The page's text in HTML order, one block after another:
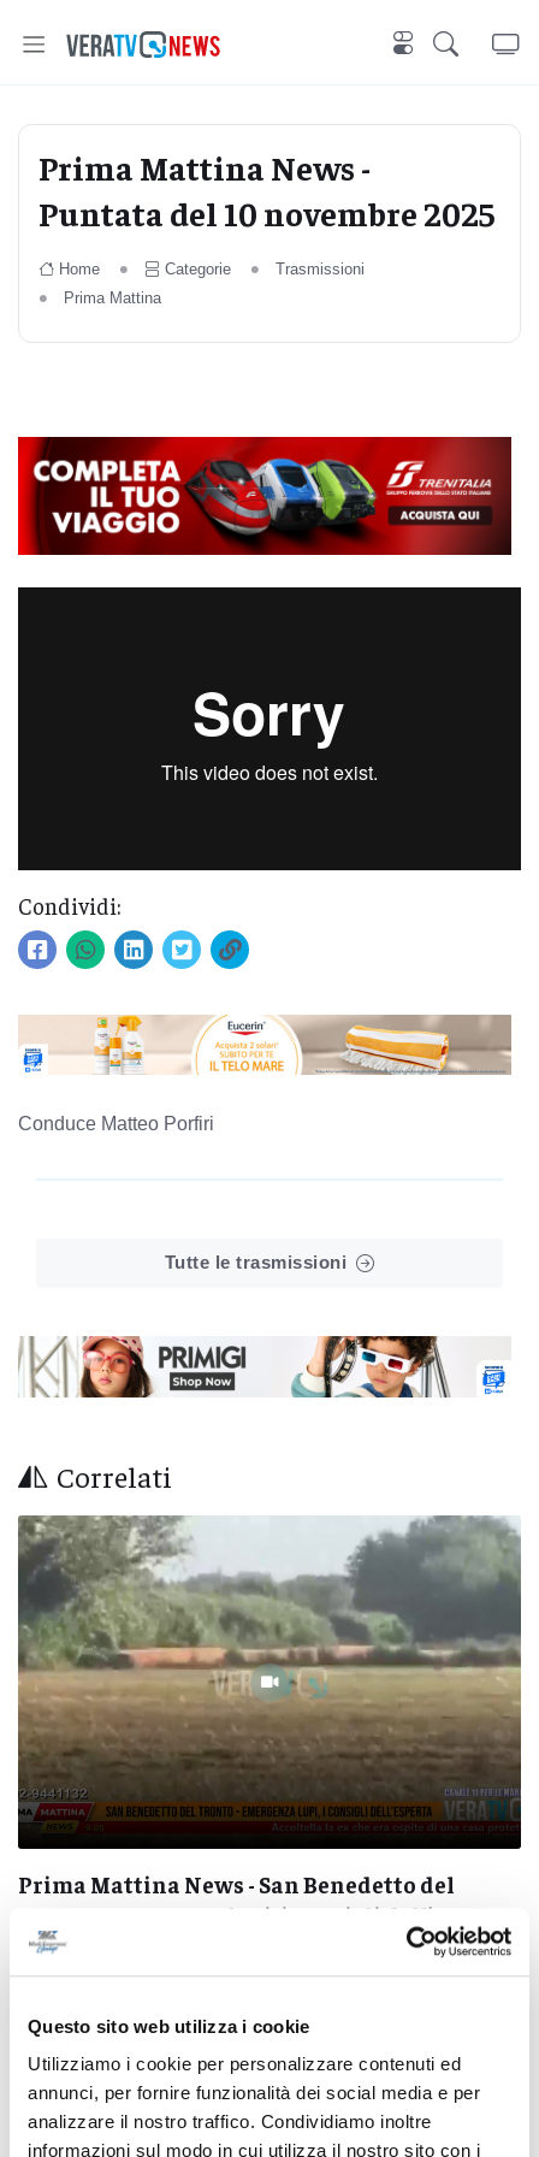
Questo sito web utilizza i cookie
Utilizziamo i cookie per personalizzare contenuti ed
annunci, per fornire funzionalità dei social media e per
analizzare il nostro traffico. Condividiamo inoltre
informazioni sul modo in cui utilizza il nostro sito con i
Prima Mattina News -
Puntata del 10 novembre 2025
Home Categorie
Trasmissioni
Prima Mattina
Condividi:
Conduce Matteo Porfiri
Tutte le trasmissioni
Correlati
Prima Mattina News - San Benedetto del
Tronto, emergenza lupi: i consigli dell’esperta
10/03/2026